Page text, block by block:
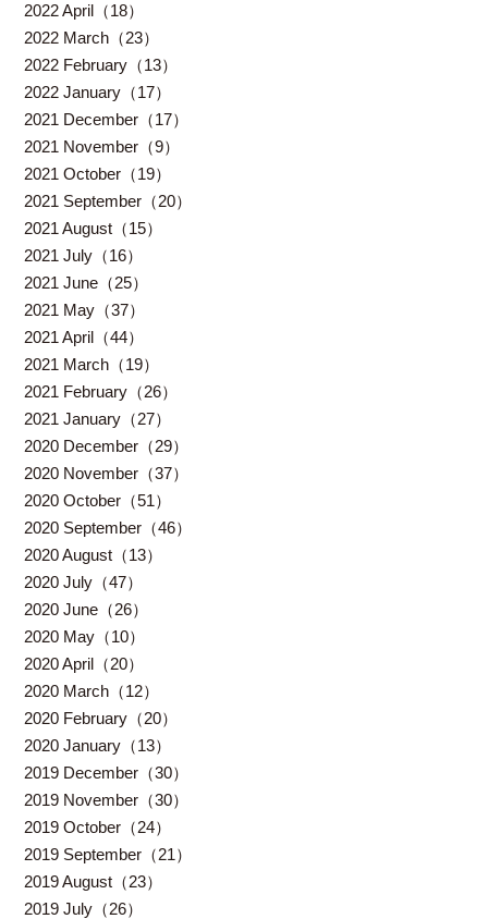
2022 April（18）
2022 March（23）
2022 February（13）
2022 January（17）
2021 December（17）
2021 November（9）
2021 October（19）
2021 September（20）
2021 August（15）
2021 July（16）
2021 June（25）
2021 May（37）
2021 April（44）
2021 March（19）
2021 February（26）
2021 January（27）
2020 December（29）
2020 November（37）
2020 October（51）
2020 September（46）
2020 August（13）
2020 July（47）
2020 June（26）
2020 May（10）
2020 April（20）
2020 March（12）
2020 February（20）
2020 January（13）
2019 December（30）
2019 November（30）
2019 October（24）
2019 September（21）
2019 August（23）
2019 July（26）